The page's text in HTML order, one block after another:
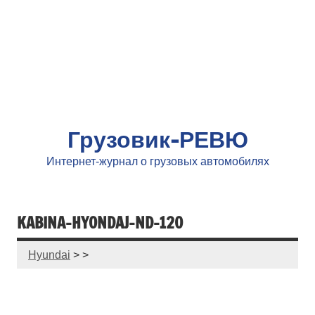
Грузовик-РЕВЮ
Интернет-журнал о грузовых автомобилях
KABINA-HYONDAJ-ND-120
Hyundai > >